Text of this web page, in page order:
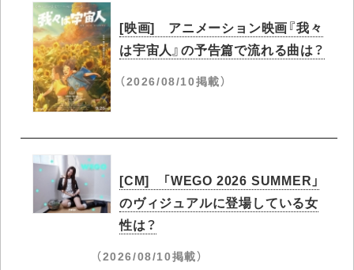
[映画] アニメーション映画『我々
は宇宙人』の予告篇で流れる曲は？
（2026/08/10掲載）
[CM] 「WEGO 2026 SUMMER」
のヴィジュアルに登場している女
性は？
（2026/08/10掲載）